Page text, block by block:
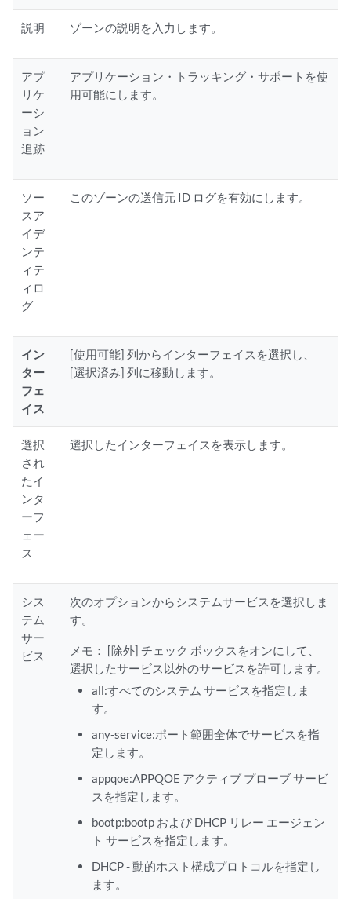
説明 ゾーンの説明を入力します。
アプ
リケ
ーシ
ョン
追跡
アプリケーション・トラッキング・サポートを使
用可能にします。
ソー
スア
イデ
ンテ
ィテ
ィロ
グ
このゾーンの送信元 ID ログを有効にします。
イン
ター
フェ
イス
[使用可能] 列からインターフェイスを選択し、
[選択済み] 列に移動します。
選択
され
たイ
ンタ
ーフ
ェー
ス
選択したインターフェイスを表示します。
シス
テム
サー
ビス
次のオプションからシステムサービスを選択しま
す。
メモ： [除外] チェック ボックスをオンにして、
選択したサービス以外のサービスを許可します。
all:すべてのシステム サービスを指定しま
す。
any-service:ポート範囲全体でサービスを指
定します。
appqoe:APPQOE アクティブ プローブ サービ
スを指定します。
bootp:bootp および DHCP リレー エージェン
ト サービスを指定します。
DHCP - 動的ホスト構成プロトコルを指定し
ます。